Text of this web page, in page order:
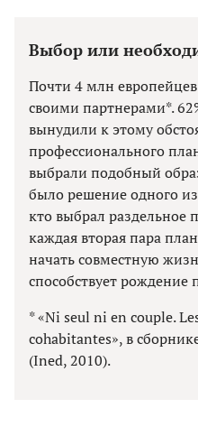
Выбор или
Почти 4 млн
своими партнерами*.
вынудили к этому
профессионального
выбрали подобный
было решение одного
кто выбрал раздельное
каждая вторая пара
начать совместную
способствует рождение
* «Ni seul ni en couple.
cohabitantes», в
(Ined, 2010).